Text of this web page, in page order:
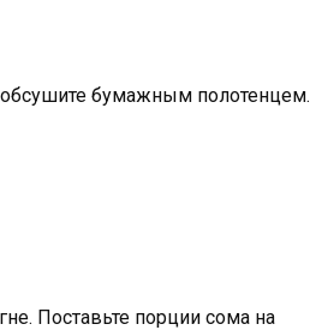
обсушите бумажным полотенцем.
Поставьте порции сома на